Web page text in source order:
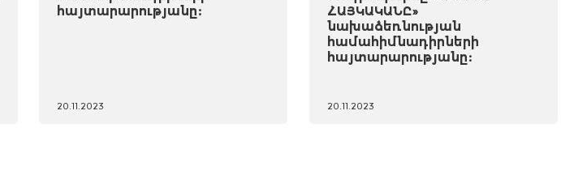
հայտարարությանը:
20.11.2023
ՀԱՅԿԱԿԱՆԸ»
նախաձեռնության
համահիմնադիրների
հայտարարությանը:
20.11.2023